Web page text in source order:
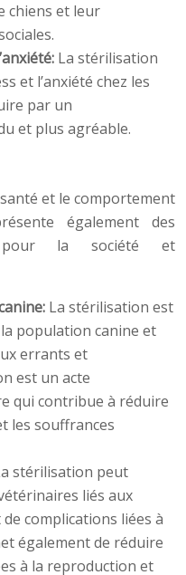
chiens et leur
La stérilisation
et l’anxiété chez les
par un
et plus agréable.
et le comportement
également des
pour la société et
La stérilisation est
population canine et
errants et
est un acte
qui contribue à réduire
les souffrances
stérilisation peut
liés aux
complications liées à
également de réduire
à la reproduction et